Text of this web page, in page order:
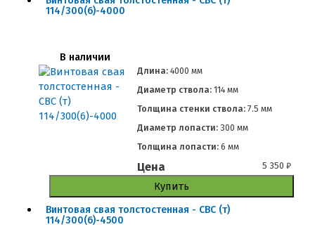
114/300(6)-4000
В наличии
Длина:4000 мм
Диаметр ствола:114 мм
Толщина стенки ствола:7.5 мм
Диаметр лопасти:300 мм
Толщина лопасти:6 мм
Цена 5 350₽
Купить
Винтовая свая толстостенная - СВС (т)
114/300(6)-4500